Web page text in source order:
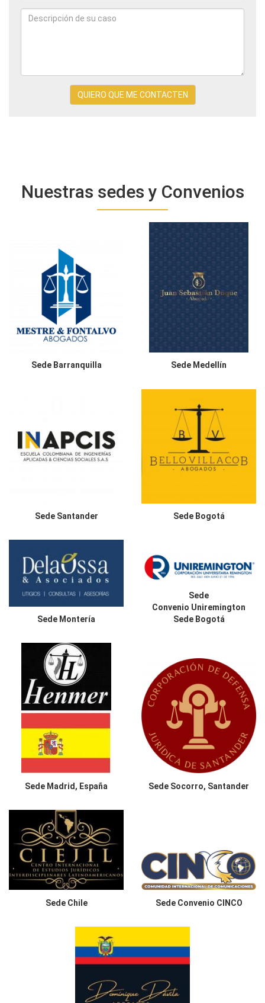
de
su
QUIERO QUE ME CONTACTEN
Nuestras sedes y Convenios
Sede Barranquilla Sede Medellín
Sede Santander Sede Bogotá
Sede Montería
Sede
Convenio Uniremington
Sede Bogotá
Sede Madrid, España Sede Socorro, Santander
Sede Chile Sede Convenio CINCO